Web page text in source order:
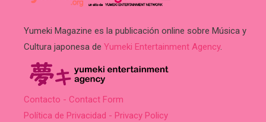
Yumeki Magazine es la publicación online sobre Música y
Cultura japonesa de Yumeki Entertainment Agency.
Contacto - Contact Form
Política de Privacidad - Privacy Policy